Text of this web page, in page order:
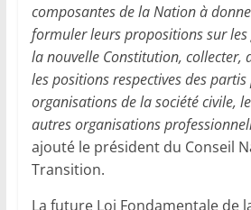
composantes de la Nation à
formuler leurs propositions sur les
la nouvelle Constitution, collecter,
les positions respectives des
organisations de la société civile,
autres organisations
ajouté le président du Conseil
Transition.
La future Loi Fondamentale de